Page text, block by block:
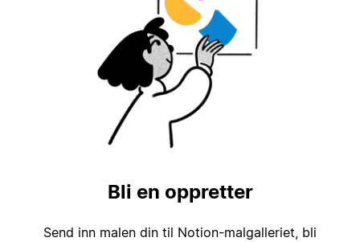
Bli en oppretter
Send inn malen din til Notion-malgalleriet, bli